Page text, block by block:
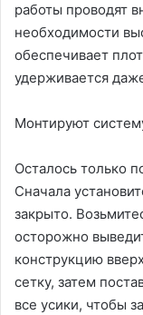
работы проводят
необходимости
обеспечивает
удерживается
Монтируют
Осталось только
Сначала
закрыто.
осторожно
конструкцию
сетку, затем
все усики, чтобы